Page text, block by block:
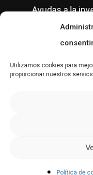
Utilizamos cookies para
proporcionar nuestros
Política de
Ayudas a la
Conciertos
Semanas
© Copyright